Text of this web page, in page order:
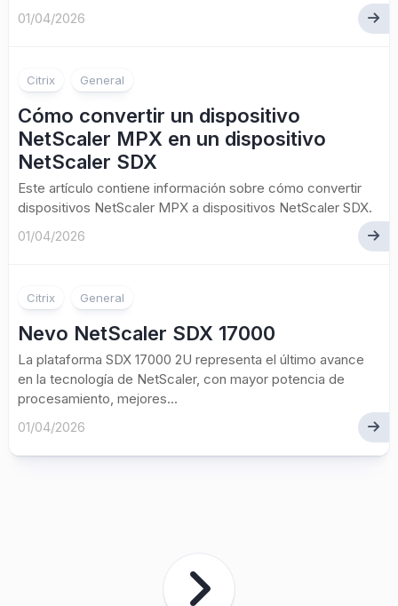
01/04/2026
Citrix General
Cómo convertir un dispositivo
NetScaler MPX en un dispositivo
NetScaler SDX
Este artículo contiene información sobre cómo convertir
dispositivos NetScaler MPX a dispositivos NetScaler SDX.
01/04/2026
Citrix General
Nevo NetScaler SDX 17000
La plataforma SDX 17000 2U representa el último avance
en la tecnología de NetScaler, con mayor potencia de
procesamiento, mejores...
01/04/2026